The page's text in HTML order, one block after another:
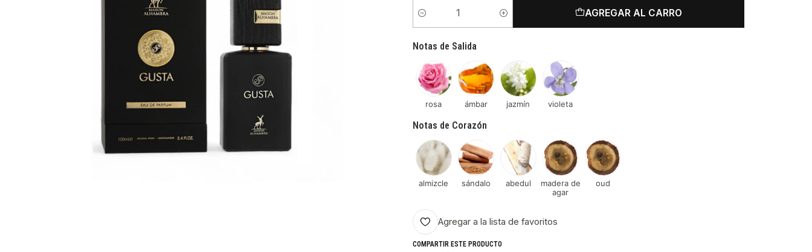
Cantidad
AGREGAR AL CARRO
Notas de Salida
rosa ámbar jazmín violeta
Notas de Corazón
almizcle sándalo abedul
madera de
agar
oud
Agregar a la lista de favoritos
COMPARTIR ESTE PRODUCTO